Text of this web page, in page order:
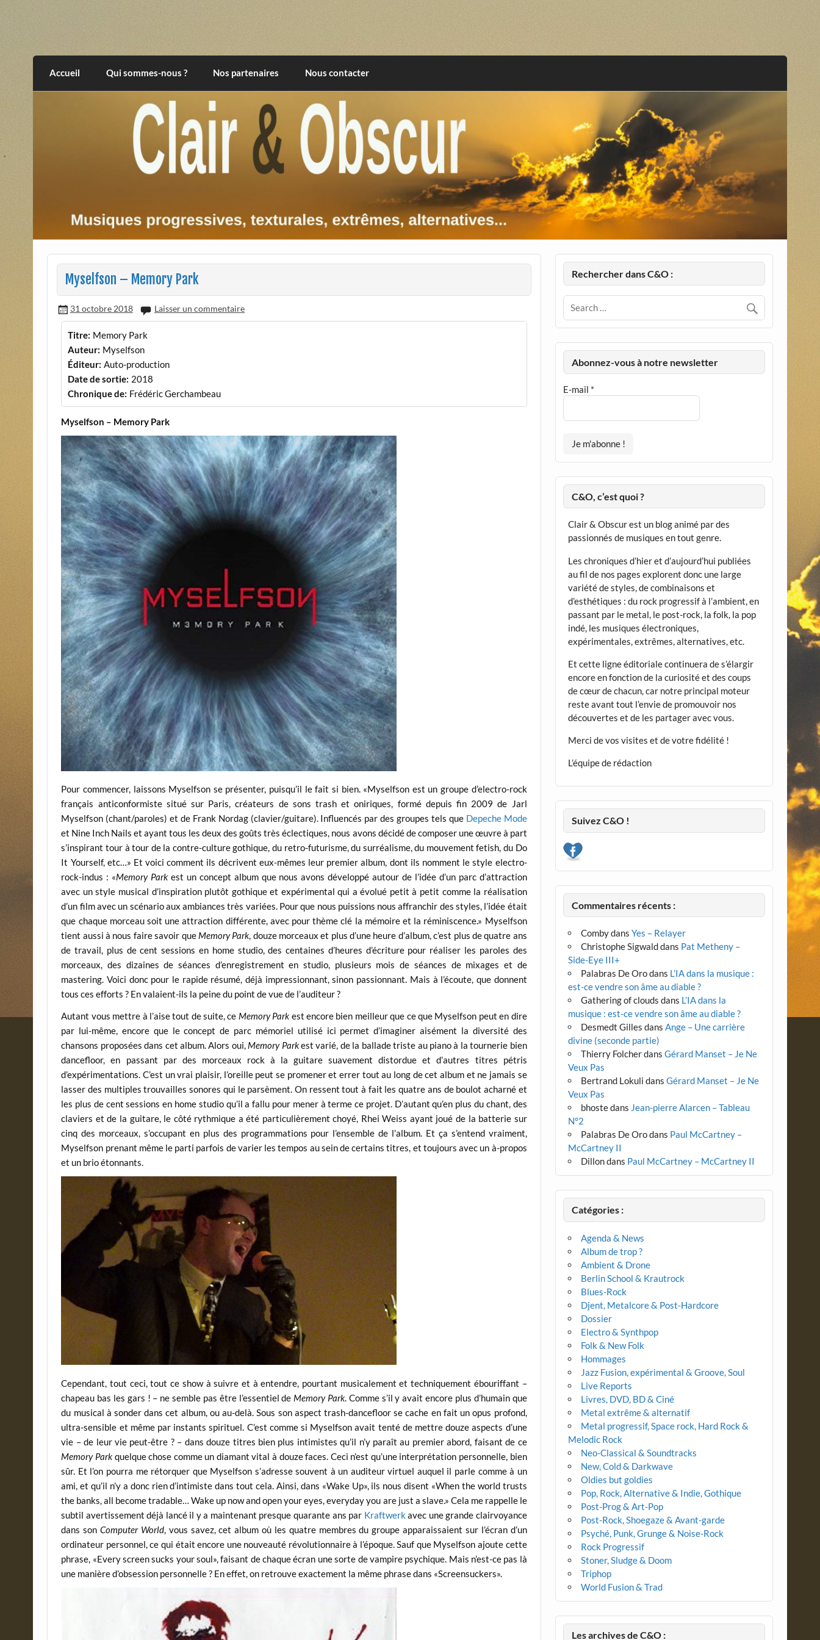
Clair et Obscur
Accueil Qui sommes-nous ? Nos partenaires Nous contacter
Myselfson – Memory Park
31 octobre 2018 Laisser un commentaire
Titre: Memory Park
Auteur: Myselfson
Éditeur: Auto-production
Date de sortie: 2018
Chronique de: Frédéric Gerchambeau
Myselfson – Memory Park
Pour commencer, laissons Myselfson se présenter, puisqu’il le fait si bien. «Myselfson est un groupe d’electro-rock
français anticonformiste situé sur Paris, créateurs de sons trash et oniriques, formé depuis fin 2009 de Jarl
Myselfson (chant/paroles) et de Frank Nordag (clavier/guitare). Influencés par des groupes tels que Depeche Mode
et Nine Inch Nails et ayant tous les deux des goûts très éclectiques, nous avons décidé de composer une œuvre à part
s’inspirant tour à tour de la contre-culture gothique, du retro-futurisme, du surréalisme, du mouvement fetish, du Do
It Yourself, etc…» Et voici comment ils décrivent eux-mêmes leur premier album, dont ils nomment le style electro-
rock-indus : «Memory Park est un concept album que nous avons développé autour de l’idée d’un parc d’attraction
avec un style musical d’inspiration plutôt gothique et expérimental qui a évolué petit à petit comme la réalisation
d’un film avec un scénario aux ambiances très variées. Pour que nous puissions nous affranchir des styles, l’idée était
que chaque morceau soit une attraction différente, avec pour thème clé la mémoire et la réminiscence.» Myselfson
tient aussi à nous faire savoir que Memory Park, douze morceaux et plus d’une heure d’album, c’est plus de quatre ans
de travail, plus de cent sessions en home studio, des centaines d’heures d’écriture pour réaliser les paroles des
morceaux, des dizaines de séances d’enregistrement en studio, plusieurs mois de séances de mixages et de
mastering. Voici donc pour le rapide résumé, déjà impressionnant, sinon passionnant. Mais à l’écoute, que donnent
tous ces efforts ? En valaient-ils la peine du point de vue de l’auditeur ?
Autant vous mettre à l’aise tout de suite, ce Memory Park est encore bien meilleur que ce que Myselfson peut en dire
par lui-même, encore que le concept de parc mémoriel utilisé ici permet d’imaginer aisément la diversité des
chansons proposées dans cet album. Alors oui, Memory Parkest varié, de la ballade triste au piano à la tournerie bien
dancefloor, en passant par des morceaux rock à la guitare suavement distordue et d’autres titres pétris
d’expérimentations. C’est un vrai plaisir, l’oreille peut se promener et errer tout au long de cet album et ne jamais se
lasser des multiples trouvailles sonores qui le parsèment. On ressent tout à fait les quatre ans de boulot acharné et
les plus de cent sessions en home studio qu’il a fallu pour mener à terme ce projet. D’autant qu’en plus du chant, des
claviers et de la guitare, le côté rythmique a été particulièrement choyé, Rhei Weiss ayant joué de la batterie sur
cinq des morceaux, s’occupant en plus des programmations pour l’ensemble de l’album. Et ça s’entend vraiment,
Myselfson prenant même le parti parfois de varier les tempos au sein de certains titres, et toujours avec un à-propos
et un brio étonnants.
Cependant, tout ceci, tout ce show à suivre et à entendre, pourtant musicalement et techniquement ébouriffant –
chapeau bas les gars ! – ne semble pas être l’essentiel de Memory Park . Comme s’il y avait encore plus d’humain que
du musical à sonder dans cet album, ou au-delà. Sous son aspect trash-dancefloor se cache en fait un opus profond,
ultra-sensible et même par instants spirituel. C’est comme si Myselfson avait tenté de mettre douze aspects d’une
vie – de leur vie peut-être ? – dans douze titres bien plus intimistes qu’il n’y paraît au premier abord, faisant de ce
Memory Parkquelque chose comme un diamant vital à douze faces. Ceci n’est qu’une interprétation personnelle, bien
sûr. Et l’on pourra me rétorquer que Myselfson s’adresse souvent à un auditeur virtuel auquel il parle comme à un
ami, et qu’il n’y a donc rien d’intimiste dans tout cela. Ainsi, dans «Wake Up», ils nous disent «When the world trusts
the banks, all become tradable… Wake up now and open your eyes, everyday you are just a slave.» Cela me rappelle le
subtil avertissement déjà lancé il y a maintenant presque quarante ans par Kraftwerk avec une grande clairvoyance
dans sonComputer World, vous savez, cet album où les quatre membres du groupe apparaissaient sur l’écran d’un
ordinateur personnel, ce qui était encore une nouveauté révolutionnaire à l’époque. Sauf que Myselfson ajoute cette
phrase, «Every screen sucks your soul», faisant de chaque écran une sorte de vampire psychique. Mais n’est-ce pas là
une manière d’obsession personnelle ? En effet, on retrouve exactement la même phrase dans «Screensuckers».
Rechercher dans C&O :
Abonnez-vous à notre newsletter
E-mail *
C&O, c’est quoi ?
Clair & Obscur est un blog animé par des
passionnés de musiques en tout genre.
Les chroniques d’hier et d’aujourd’hui publiées
au fil de nos pages explorent donc une large
variété de styles, de combinaisons et
d’esthétiques : du rock progressif à l’ambient, en
passant par le metal, le post-rock, la folk, la pop
indé, les musiques électroniques,
expérimentales, extrêmes, alternatives, etc.
Et cette ligne éditoriale continuera de s’élargir
encore en fonction de la curiosité et des coups
de cœur de chacun, car notre principal moteur
reste avant tout l’envie de promouvoir nos
découvertes et de les partager avec vous.
Merci de vos visites et de votre fidélité !
L’équipe de rédaction
Suivez C&O !
Commentaires récents :
CombydansYes – Relayer
Christophe Sigwalddans Pat Metheny –
Side-Eye III+
Palabras De Orodans L’IA dans la musique :
est-ce vendre son âme au diable ?
Gathering of clouds dans L’IA dans la
musique : est-ce vendre son âme au diable ?
Desmedt Gilles dansAnge – Une carrière
divine (seconde partie)
Thierry FolcherdansGérard Manset – Je Ne
Veux Pas
Bertrand Lokuli dansGérard Manset – Je Ne
Veux Pas
bhostedans Jean-pierre Alarcen – Tableau
N°2
Palabras De Orodans Paul McCartney –
McCartney II
Dillondans Paul McCartney – McCartney II
Catégories :
Agenda & News
Album de trop ?
Ambient & Drone
Berlin School & Krautrock
Blues-Rock
Djent, Metalcore & Post-Hardcore
Dossier
Electro & Synthpop
Folk & New Folk
Hommages
Jazz Fusion, expérimental & Groove, Soul
Live Reports
Livres, DVD, BD & Ciné
Metal extrême & alternatif
Metal progressif, Space rock, Hard Rock &
Melodic Rock
Neo-Classical & Soundtracks
New, Cold & Darkwave
Oldies but goldies
Pop, Rock, Alternative & Indie, Gothique
Post-Prog & Art-Pop
Post-Rock, Shoegaze & Avant-garde
Psyché, Punk, Grunge & Noise-Rock
Rock Progressif
Stoner, Sludge & Doom
Triphop
World Fusion & Trad
Les archives de C&O :